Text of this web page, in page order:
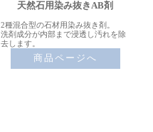
天然石用染み抜きAB剤
2種混合型の石材用染み抜き剤。
洗剤成分が内部まで浸透し汚れを除
去します。
商品ページへ